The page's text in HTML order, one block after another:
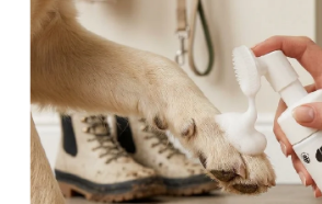
VĚRNOSTNÍ PROGRAM
ZNAČKY
PRODEJNA